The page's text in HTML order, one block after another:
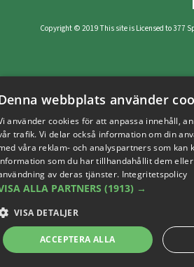
Copyright © 2019 This site is Licensed to 377
webbplats använder
använder cookies för att anpassa innehåll,
trafik. Vi delar också information om din
våra reklam- och analyspartners som kan
som du har tillhandahållit dem
av deras tjänster. Integritetspolicy
ALLA PARTNERS (1913) →
VISA DETALJER
ACCEPTERA ALLA